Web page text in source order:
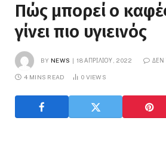
Πώς μπορεί ο
γίνει πιο υγιεινός
BY NEWS 18 ΑΠΡΙΛΊΟΥ, 2022 ΔΕΝ
4 MINS READ 0 VIEWS